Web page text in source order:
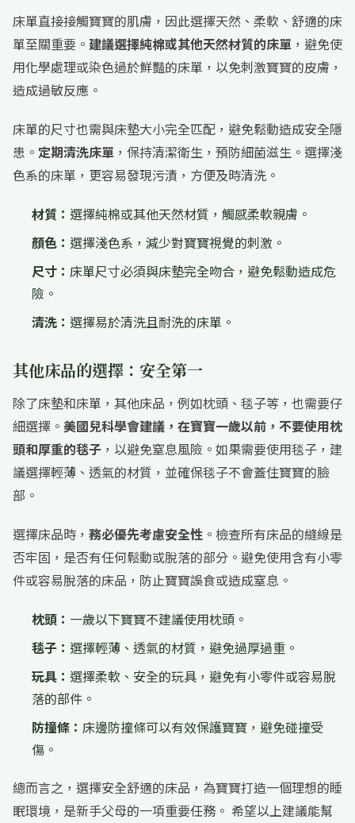
床單直接接觸寶寶的肌膚，因此選擇天然、柔軟、舒適的床
單至關重要。 建議選擇純棉或其他天然材質的床單 ，避免使
用化學處理或染色過於鮮豔的床單，以免刺激寶寶的皮膚，
造成過敏反應。
床單的尺寸也需與床墊大小完全匹配，避免鬆動造成安全隱
患。 定期清洗床單 ，保持清潔衛生，預防細菌滋生。選擇淺
色系的床單，更容易發現污漬，方便及時清洗。
材質： 選擇純棉或其他天然材質，觸感柔軟親膚。
顏色： 選擇淺色系，減少對寶寶視覺的刺激。
尺寸： 床單尺寸必須與床墊完全吻合，避免鬆動造成危
險。
清洗： 選擇易於清洗且耐洗的床單。
其他床品的選擇：安全第一
除了床墊和床單，其他床品，例如枕頭、毯子等，也需要仔
細選擇。 美國兒科學會建議，在寶寶一歲以前，不要使用枕
頭和厚重的毯子 ，以避免窒息風險。如果需要使用毯子，建
議選擇輕薄、透氣的材質，並確保毯子不會蓋住寶寶的臉
部。
選擇床品時， 務必優先考慮安全性 。檢查所有床品的縫線是
否牢固，是否有任何鬆動或脫落的部分。避免使用含有小零
件或容易脫落的床品，防止寶寶誤食或造成窒息。
枕頭： 一歲以下寶寶不建議使用枕頭。
毯子： 選擇輕薄、透氣的材質，避免過厚過重。
玩具： 選擇柔軟、安全的玩具，避免有小零件或容易脫
落的部件。
防撞條： 床邊防撞條可以有效保護寶寶，避免碰撞受
傷。
總而言之，選擇安全舒適的床品，為寶寶打造一個理想的睡
眠環境，是新手父母的一項重要任務。 希望以上建議能幫